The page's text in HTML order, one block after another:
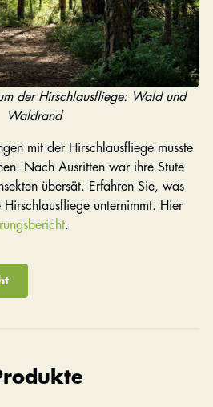
der Hirschlausfliege: Wald und
Waldrand
mit der Hirschlausfliege musste
Nach Ausritten war ihre Stute
übersät. Erfahren Sie, was
Hirschlausfliege unternimmt. Hier
.